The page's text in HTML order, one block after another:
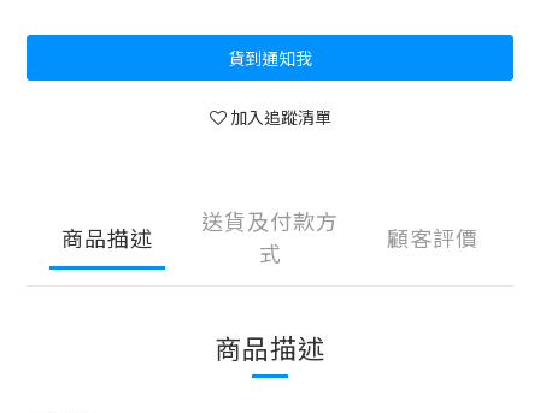
貨到通知我
加入追蹤清單
商品描述
送貨及付款方
式
顧客評價
商品描述